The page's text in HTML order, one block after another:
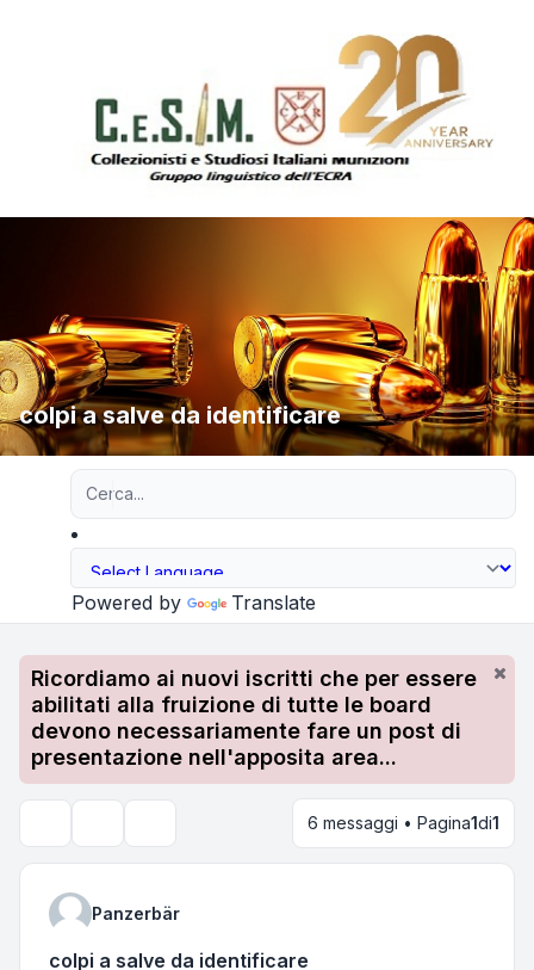
colpi a salve da identificare
Powered by Translate
Ricordiamo ai nuovi iscritti che per essere
abilitati alla fruizione di tutte le board
devono necessariamente fare un post di
presentazione nell'apposita area...
6 messaggi • Pagina1di1
Panzerbär
colpi a salve da identificare